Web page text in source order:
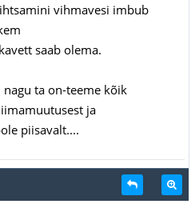
vihmavesi imbub
saab olema.
nagu ta on-teeme kõik
ja
piisavalt....